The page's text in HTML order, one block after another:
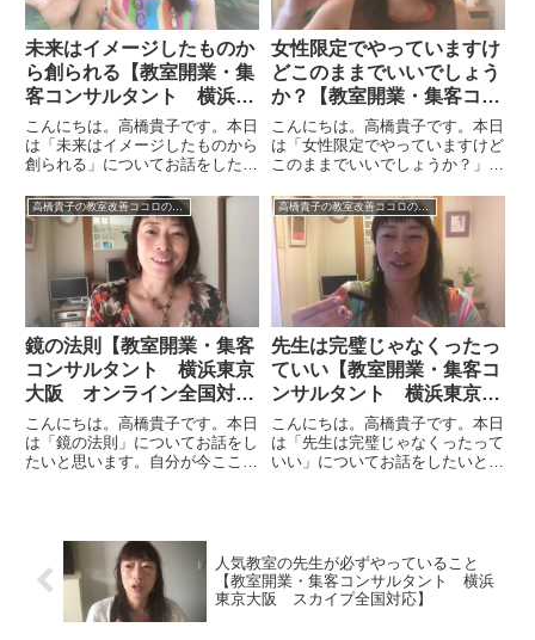
未来はイメージしたものか
ら創られる【教室開業・集
客コンサルタント 横浜東
京大阪 スカイプ全国対
応】
こんにちは。高橋貴子です。本日
は「未来はイメージしたものから
創られる」についてお話をしたい
来を作っていきますが、その際に
自分がイメージできたものでなけ
れば未来を作っていく行動規範に
なりません。具体的にいうとど
う...
女性限定でやっていますけ
どこのままでいいでしょう
か？【教室開業・集客コン
サルタント 横浜東京大
阪 スカイプ全国対応】
こんにちは。高橋貴子です。本日
は「女性限定でやっていますけど
このままでいいでしょうか？」に
ご自身が女性限定でやりたいので
あればそれでいいです。集客量の
ことをおっしゃっているのだろう
と思うのですが、単純に世の中
の...
高橋貴子の教室改善ココロのヒント集【動画付】
鏡の法則【教室開業・集客
コンサルタント 横浜東京
大阪 オンライン全国対
応】
こんにちは。高橋貴子です。本日
は「鏡の法則」についてお話をし
たいと思います。自分が今ここに
自分にとっての鏡の世界だという
お話です。つまり、それらは自
分...
高橋貴子の教室改善ココロのヒント集【動画付】
先生は完璧じゃなくったっ
ていい【教室開業・集客コ
ンサルタント 横浜東京大
阪 スカイプ全国対応】
こんにちは。高橋貴子です。本日
は「先生は完璧じゃなくったって
いい」についてお話をしたいと思
て、そこが強すぎると「生徒さん
に...
人気教室の先生が必ずやっていること
【教室開業・集客コンサルタント 横浜
東京大阪 スカイプ全国対応】